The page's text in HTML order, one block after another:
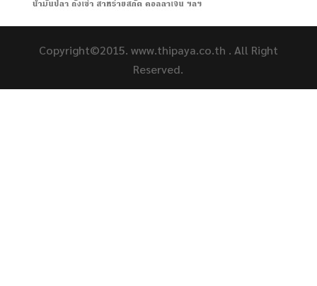
Copyright©2015. www.thipaya.co.th . All Right
Reserved.